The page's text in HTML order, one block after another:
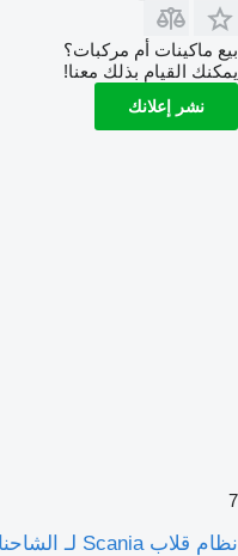
بيع ماكينات أم مركبات؟
يمكنك القيام بذلك معنا!
نشر إعلانك
7
نظام قلاب Scania لـ الشاحنات